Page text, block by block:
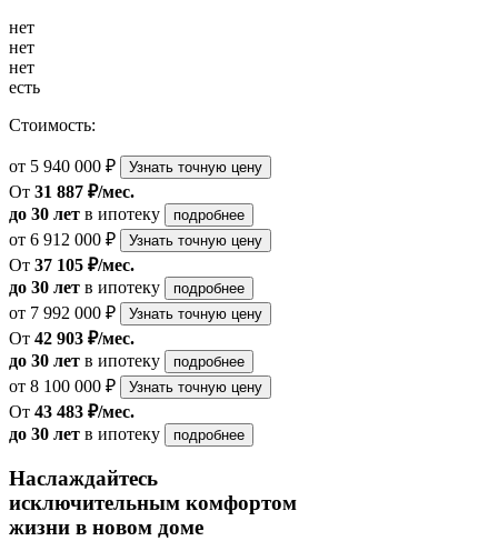
нет
нет
нет
есть
Стоимость:
от 5 940 000 ₽ Узнать точную цену
От 31 887 ₽/мес.
до 30 лет в ипотеку подробнее
от 6 912 000 ₽ Узнать точную цену
От 37 105 ₽/мес.
до 30 лет в ипотеку подробнее
от 7 992 000 ₽ Узнать точную цену
От 42 903 ₽/мес.
до 30 лет в ипотеку подробнее
от 8 100 000 ₽ Узнать точную цену
От 43 483 ₽/мес.
до 30 лет в ипотеку подробнее
Наслаждайтесь
исключительным комфортом
жизни в новом доме